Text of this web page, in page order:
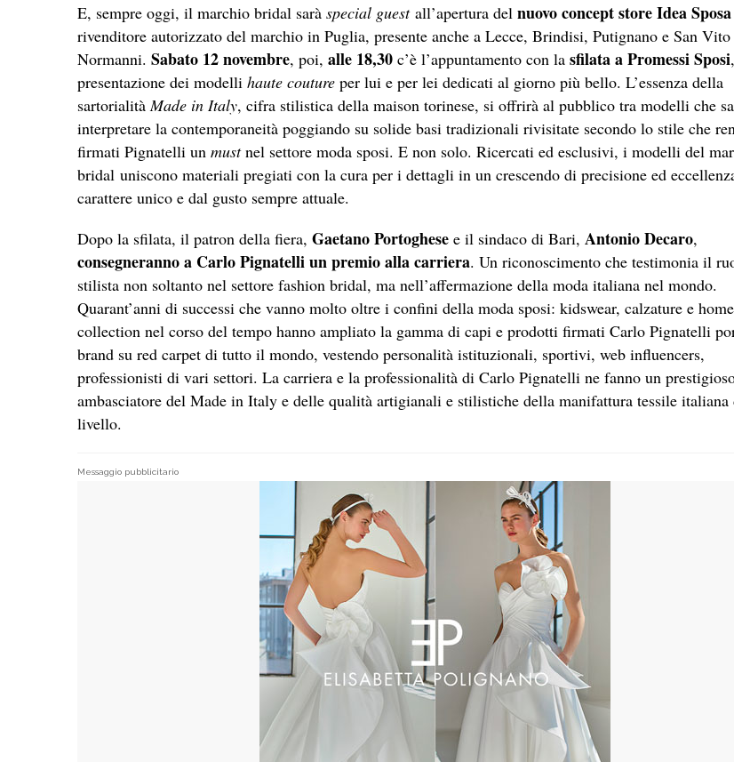
E, sempre oggi, il marchio bridal sarà special guestall’apertura del nuovo concept store Idea
rivenditore autorizzato del marchio in Puglia, presente anche a Lecce, Brindisi, Putignano e San
Normanni. Sabato 12 novembre, poi, alle 18,30 c’è l’appuntamento con la sfilata a Promessi Sposi
presentazione dei modelli haute couture per lui e per lei dedicati al giorno più bello. L’essenza della
sartorialitàMade in Italy, cifra stilistica della maison torinese, si offrirà al pubblico tra modelli che
interpretare la contemporaneità poggiando su solide basi tradizionali rivisitate secondo lo stile che
firmati Pignatelli un mustnel settore moda sposi. E non solo. Ricercati ed esclusivi, i modelli del
bridal uniscono materiali pregiati con la cura per i dettagli in un crescendo di precisione ed
carattere unico e dal gusto sempre attuale.
Dopo la sfilata, il patron della fiera, Gaetano Portoghese e il sindaco di Bari, Antonio Decaro,
consegneranno a Carlo Pignatelli un premio alla carriera. Un riconoscimento che testimonia il
stilista non soltanto nel settore fashion bridal, ma nell’affermazione della moda italiana nel mondo.
Quarant’anni di successi che vanno molto oltre i confini della moda sposi: kidswear, calzature e home
collection nel corso del tempo hanno ampliato la gamma di capi e prodotti firmati Carlo Pignatelli
brand su red carpet di tutto il mondo, vestendo personalità istituzionali, sportivi, web influencers,
professionisti di vari settori. La carriera e la professionalità di Carlo Pignatelli ne fanno un
ambasciatore del Made in Italy e delle qualità artigianali e stilistiche della manifattura tessile
livello.
Messaggio pubblicitario